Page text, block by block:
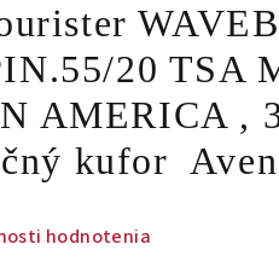
20 TSA
AMERICA ,
kufor
hodnotenia